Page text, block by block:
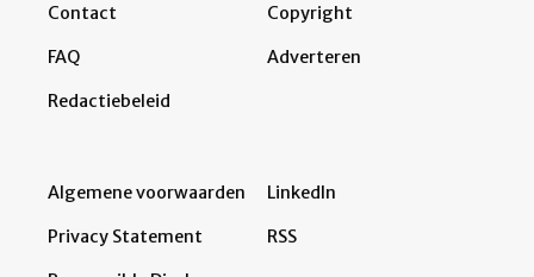
Contact
FAQ
Redactiebeleid
Copyright
Adverteren
Algemene voorwaarden
Privacy Statement
LinkedIn
RSS